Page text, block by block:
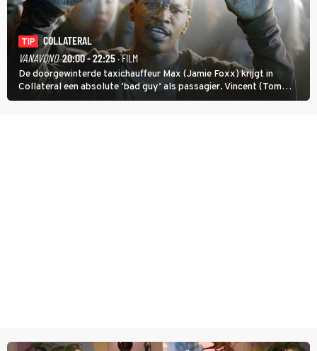
TIP
COLLATERAL
VANAVOND 20:00 - 22:25· FILM
De doorgewinterde taxichauffeur Max (Jamie Foxx) krijgt in
Collateral een absolute ‘bad guy’ als passagier. Vincent (Tom
Cruise) heeft hem nodig om hem de stad door te loodsen om een